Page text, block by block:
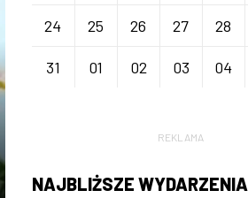
24 25 26 27 28
31 01 02 03 04
REKLAMA
NAJBLIŻSZE WYDARZENIA